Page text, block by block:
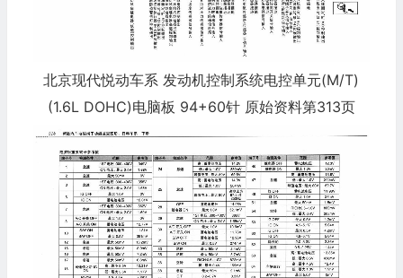
北京现代悦动车系 发动机控制系统电控单元(M/T)
(1.6L DOHC)电脑板 94+60针 原始资料第313页